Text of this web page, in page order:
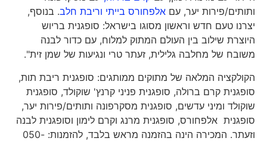
ותותים/פירות יער, עםאלפחורס בייתי וריבת חלב. בנוסף,
יצרנו טעם חדש וראשון מסוגו בישראל: סופגנית בריוש
היוצרת שילוב בין העולם המתוק למלוח, עם כדור לבנה
משובח של מחלבה גלילית, זעתר טרי ונגיעות של שמן זית".
הקולקציה המלאה של מתוקים ממותגים: סופגנית ריבת תות,
סופגנית קרם ברולה, סופגנית פניני קרנץ' שוקולד, סופגנית
שוקולד ומיני עדשים, סופגנית מסקרפונה ותותים/פירות יער,
סופגנית אלפחורס, סופגנית מרנג וקרם לימון וסופגנית לבנה
וזעתר. המכירה הינה בהזמנה מראש בלבד, להזמנות: 050-